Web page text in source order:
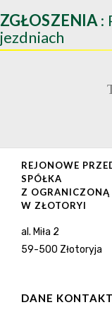
ZGŁOSZENIA :
jezdniach
REJONOWE
SPÓŁKA
Z
W ZŁOTORYI
al. Miła 2
59-500 Złotoryja
DANE